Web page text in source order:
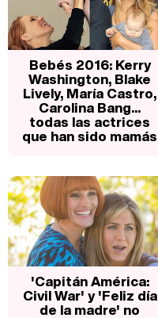
Bebés 2016: Kerry
Washington, Blake
Lively, María Castro,
Carolina Bang...
todas las actrices
que han sido mamás
'Capitán América:
Civil War' y 'Feliz día
de la madre' no